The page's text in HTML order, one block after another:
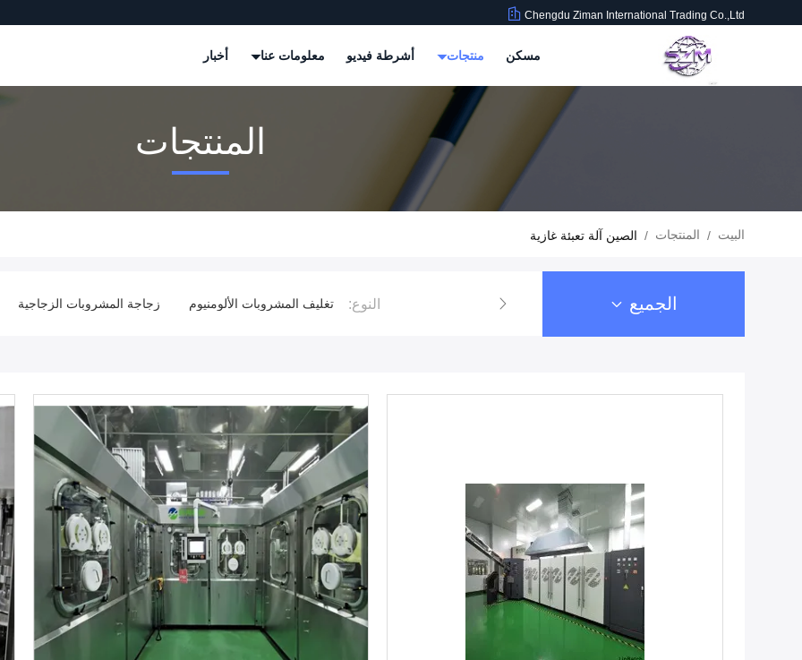
Chengdu Ziman International Trading Co.,Ltd
مسكن منتجات أشرطة فيديو معلومات عنا أخبار
المنتجات
البيت / المنتجات / الصين آلة تعبئة غازية
الجميع النوع:تغليف المشروبات الغذائية تغليف المشروبات الألومنيوم زجاجة المشروبات الزجاجية